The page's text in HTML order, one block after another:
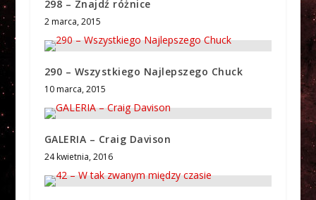
298 – Znajdź różnice
2 marca, 2015
290 – Wszystkiego Najlepszego Chuck
10 marca, 2015
GALERIA – Craig Davison
24 kwietnia, 2016